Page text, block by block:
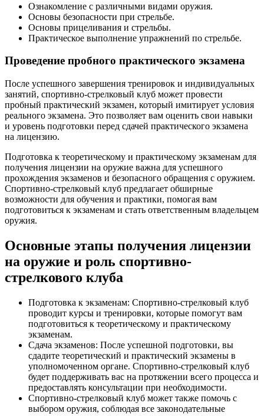
Ознакомление с различными видами оружия.
Основы безопасности при стрельбе.
Основы прицеливания и стрельбы.
Практическое выполнение упражнений по стрельбе.
Проведение пробного практического экзамена
После успешного завершения тренировок и индивидуальных
занятий, спортивно-стрелковый клуб может провести
пробный практический экзамен, который имитирует условия
реального экзамена. Это позволяет вам оценить свои навыки
и уровень подготовки перед сдачей практического экзамена
на лицензию.
Подготовка к теоретическому и практическому экзаменам для
получения лицензии на оружие важна для успешного
прохождения экзаменов и безопасного обращения с оружием.
Спортивно-стрелковый клуб предлагает обширные
возможности для обучения и практики, помогая вам
подготовиться к экзаменам и стать ответственным владельцем
оружия.
Основные этапы получения лицензии
на оружие и роль спортивно-
стрелкового клуба
Подготовка к экзаменам: Спортивно-стрелковый клуб
проводит курсы и тренировки, которые помогут вам
подготовиться к теоретическому и практическому
экзаменам.
Сдача экзаменов: После успешной подготовки, вы
сдадите теоретический и практический экзамены в
уполномоченном органе. Спортивно-стрелковый клуб
будет поддерживать вас на протяжении всего процесса и
предоставлять консультации при необходимости.
Спортивно-стрелковый клуб может также помочь с
выбором оружия, соблюдая все законодательные